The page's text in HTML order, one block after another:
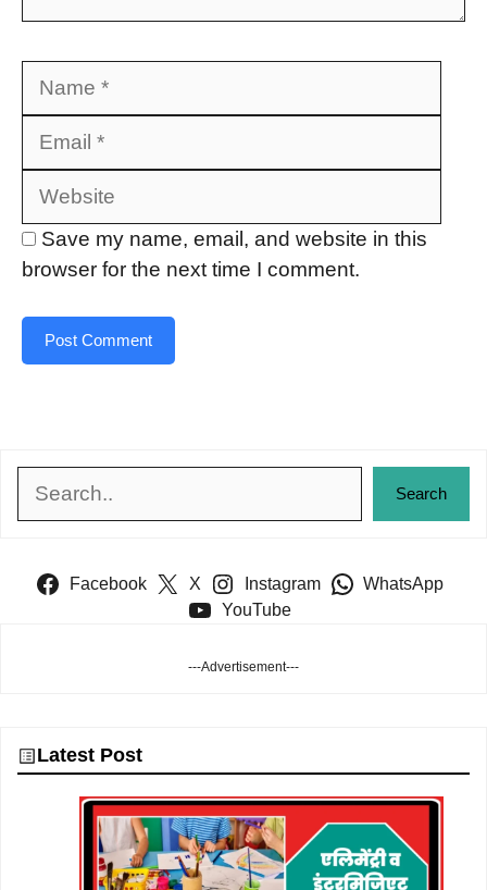
Save my name, email, and website in this
browser for the next time I comment.
Search
Facebook X Instagram
WhatsApp
YouTube
---Advertisement---
Latest Post